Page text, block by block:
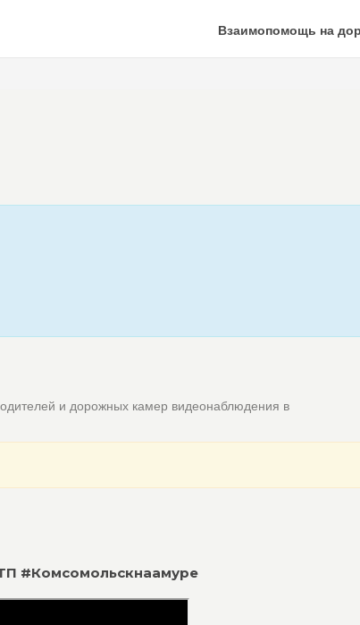
Взаимопомощь на
и дорожных камер видеонаблюдения в
#Комсомольскнаамуре